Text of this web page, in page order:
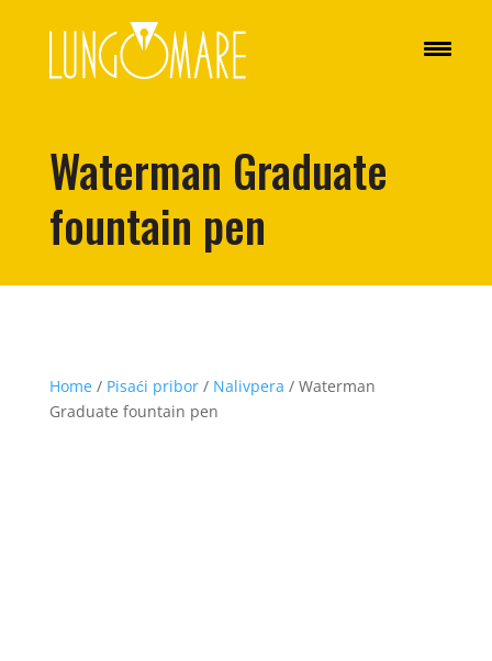
Waterman Graduate
fountain pen
Home/ Pisaći pribor/ Nalivpera / Waterman
Graduate fountain pen